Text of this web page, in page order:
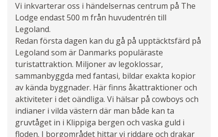
Vi inkvarterar oss i händelsernas centrum på The
Lodge endast 500 m från huvudentrén till
Legoland.
Redan första dagen kan du gå på upptäcktsfärd på
Legoland som är Danmarks populäraste
turistattraktion. Miljoner av legoklossar,
sammanbyggda med fantasi, bildar exakta kopior
av kända byggnader. Här finns åkattraktioner och
aktiviteter i det oändliga. Vi hälsar på cowboys och
indianer i vilda västern där man både kan ta
gruvtåget in i Klippiga bergen och vaska guld i
floden. I borgområdet hittar vi riddare och drakar